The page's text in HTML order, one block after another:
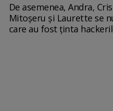
De asemenea, Andra,
Mitoșeru și Laurette se
care au fost ținta